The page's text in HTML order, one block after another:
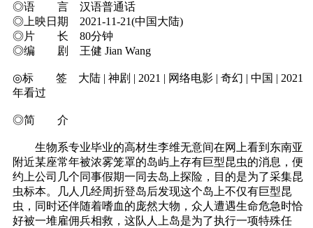
◎语 言 汉语普通话
◎上映日期 2021-11-21(中国大陆)
◎片 长 80分钟
◎编 剧 王健 Jian Wang
◎标 签 大陆 | 神剧 | 2021 | 网络电影 | 奇幻 | 中国 | 2021
年看过
◎简 介
生物系专业毕业的高材生李维无意间在网上看到东南亚
附近某座常年被浓雾笼罩的岛屿上存有巨型昆虫的消息，便
约上公司几个同事假期一同去岛上探险，目的是为了采集昆
虫标本。几人几经周折登岛后发现这个岛上不仅有巨型昆
虫，同时还伴随着嗜血的庞然大物，众人遭遇生命危急时恰
好被一堆雇佣兵相救，这队人上岛是为了执行一项特殊任